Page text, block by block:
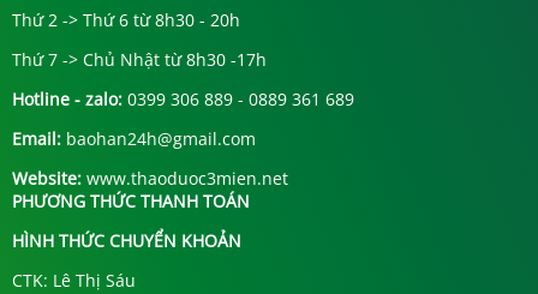
Thứ 2 -> Thứ 6 từ 8h30 - 20h
Thứ 7 -> Chủ Nhật từ 8h30 -17h
Hotline - zalo: 0399 306 889 - 0889 361 689
Email: baohan24h@gmail.com
Website: www.thaoduoc3mien.net
PHƯƠNG THỨC THANH TOÁN
HÌNH THỨC CHUYỂN KHOẢN
CTK: Lê Thị Sáu